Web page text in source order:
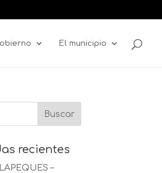
El municipio
recientes
–